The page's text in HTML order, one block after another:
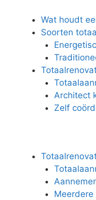
Wat houdt
Soorten
Architect
Zelf
Meerdere